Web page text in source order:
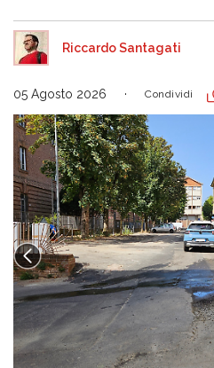
Riccardo Santagati
05 Agosto 2026 Condividi